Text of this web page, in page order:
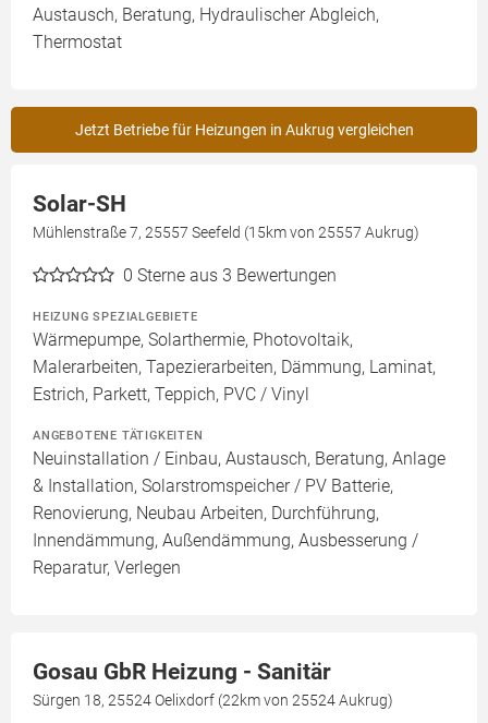
Austausch, Beratung, Hydraulischer Abgleich,
Thermostat
Jetzt Betriebe für Heizungen in Aukrug vergleichen
Solar-SH
Mühlenstraße 7, 25557 Seefeld (15km von 25557 Aukrug)
0 Sterne aus 3 Bewertungen
HEIZUNG SPEZIALGEBIETE
Wärmepumpe, Solarthermie, Photovoltaik,
Malerarbeiten, Tapezierarbeiten, Dämmung, Laminat,
Estrich, Parkett, Teppich, PVC / Vinyl
ANGEBOTENE TÄTIGKEITEN
Neuinstallation / Einbau, Austausch, Beratung, Anlage
& Installation, Solarstromspeicher / PV Batterie,
Renovierung, Neubau Arbeiten, Durchführung,
Innendämmung, Außendämmung, Ausbesserung /
Reparatur, Verlegen
Gosau GbR Heizung - Sanitär
Sürgen 18, 25524 Oelixdorf (22km von 25524 Aukrug)